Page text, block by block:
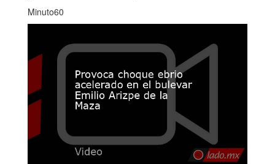
Minuto60